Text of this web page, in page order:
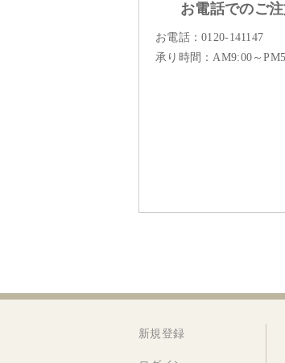
お電話でのご
お電話：0120-141147
承り時間：AM9:00～
新規登録